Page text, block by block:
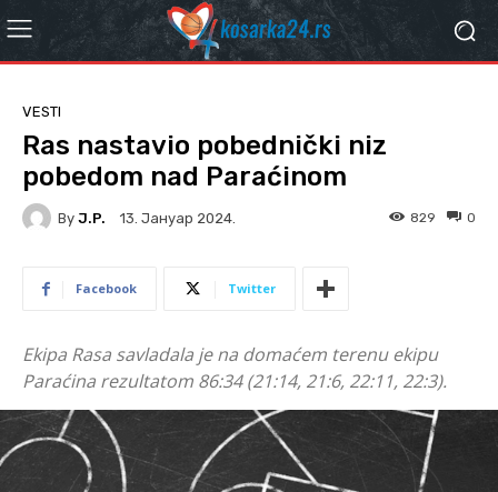
VESTI
Ras nastavio pobednički niz
pobedom nad Paraćinom
By J.P. 13. Јануар 2024. 0
829
Facebook Twitter
Ekipa Rasa savladala je na domaćem terenu ekipu
Paraćina rezultatom 86:34 (21:14, 21:6, 22:11, 22:3).